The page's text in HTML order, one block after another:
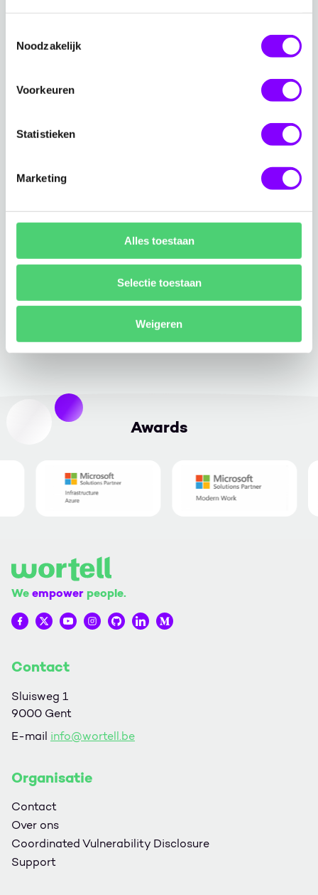
Noodzakelijk
Voorkeuren
Statistieken
Marketing
Alles toestaan
Selectie toestaan
Weigeren
Blogpost/ 21-9-2023
Desktop of Windows-365
Awards
Weempower people.
Wortell op Facebook
Wortell op Twitter
Wortell op YouTube
Wortell op Instagram
Wortell op Github
Wortell op LinkedIn
Wortell op Medium
Contact
Sluisweg 1
9000 Gent
E-mail info@wortell.be
Organisatie
Contact
Over ons
Coordinated Vulnerability Disclosure
Support